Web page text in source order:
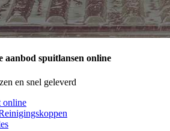
aanbod spuitlansen online
en snel geleverd
online